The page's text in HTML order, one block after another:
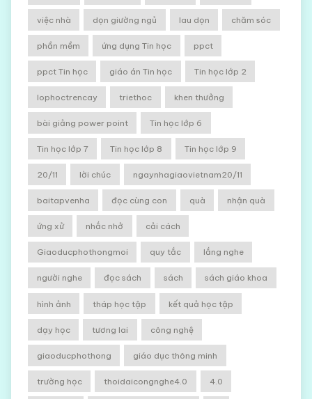
việc nhà dọn giường ngủ lau dọn chăm sóc
phần mềm ứng dụng Tin học ppct
ppct Tin học giáo án Tin học Tin học lớp 2
lophoctrencay triethoc khen thưởng
bài giảng power point Tin học lớp 6
Tin học lớp 7 Tin học lớp 8 Tin học lớp 9
20/11 lời chúc ngaynhagiaovietnam20/11
baitapvenha đọc cùng con quà nhận quà
ứng xử nhắc nhở cải cách
Giaoducphothongmoi quy tắc lắng nghe
người nghe đọc sách sách sách giáo khoa
hình ảnh tháp học tập kết quả học tập
dạy học tương lai công nghệ
giaoducphothong giáo dục thông minh
trường học thoidaicongnghe4.0 4.0